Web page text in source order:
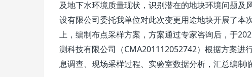
及地下水环境质量现状，识别潜在的地块环境问题及
设有限公司 委托我单位对此次变更用途地块开展了本
上，编制布点采样方案，方案通过专家咨询后，于
测科技有限公司
（CMA201112052742） 根据方案进
息调查、现场采样过程、实验室数据分析，汇总编制